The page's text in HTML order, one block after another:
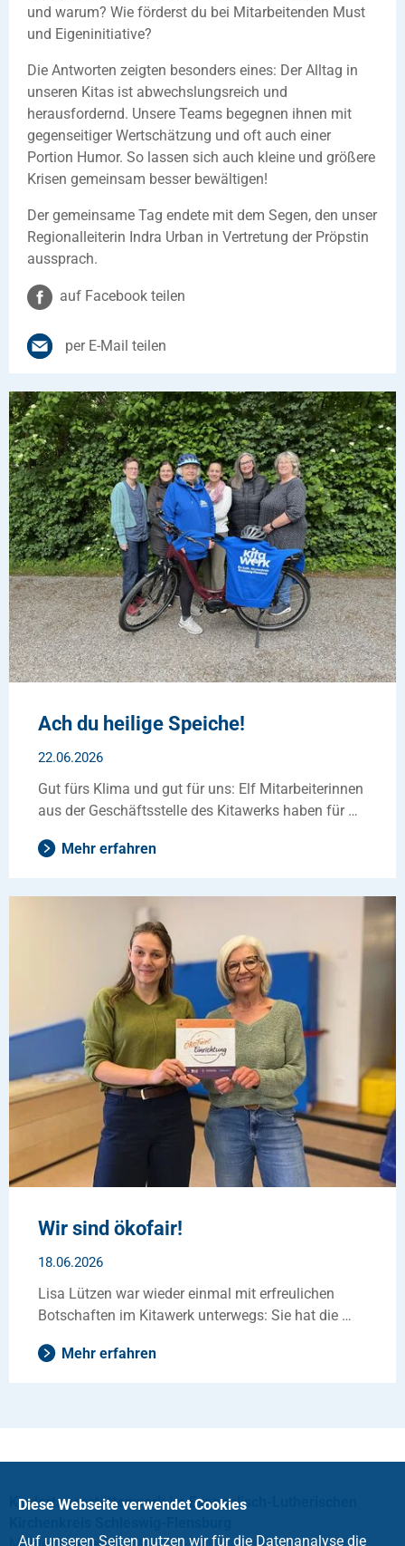
und warum? Wie förderst du bei Mitarbeitenden Must
und Eigeninitiative?
Die Antworten zeigten besonders eines: Der Alltag in
unseren Kitas ist abwechslungsreich und
herausfordernd. Unsere Teams begegnen ihnen mit
gegenseitiger Wertschätzung und oft auch einer
Portion Humor. So lassen sich auch kleine und größere
Krisen gemeinsam besser bewältigen!
Der gemeinsame Tag endete mit dem Segen, den unser
Regionalleiterin Indra Urban in Vertretung der Pröpstin
aussprach.
auf Facebook teilen
per E-Mail teilen
Ach du heilige Speiche!
22.06.2026
Gut fürs Klima und gut für uns: Elf Mitarbeiterinnen
aus der Geschäftsstelle des Kitawerks haben für …
Mehr erfahren
Wir sind ökofair!
18.06.2026
Lisa Lützen war wieder einmal mit erfreulichen
Botschaften im Kitawerk unterwegs: Sie hat die …
Mehr erfahren
Kindertagesstättenwerk im Evangelisch-Lutherischen
Diese Webseite verwendet Cookies
Auf unseren Seiten nutzen wir für die Datenanalyse die